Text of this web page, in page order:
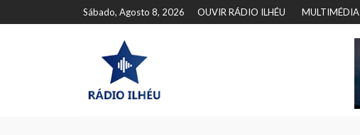
Sábado, Agosto 8, 2026 OUVIR RÁDIO ILHÉU MULTIMÉDIA